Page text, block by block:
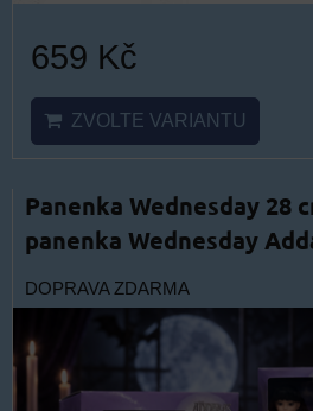
659 Kč
ZVOLTE VARIANTU
Panenka Wednesday 28
panenka Wednesday
DOPRAVA ZDARMA